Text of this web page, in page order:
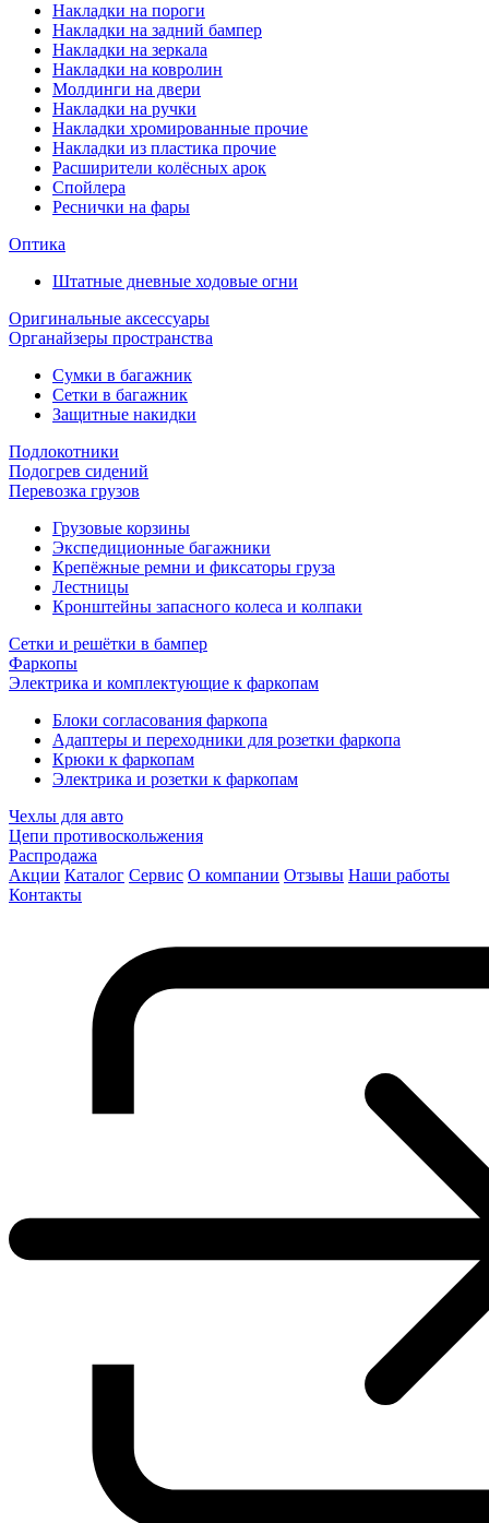
Накладки на пороги
Накладки на задний бампер
Накладки на зеркала
Накладки на ковролин
Молдинги на двери
Накладки на ручки
Накладки хромированные прочие
Накладки из пластика прочие
Расширители колёсных арок
Спойлера
Реснички на фары
Оптика
Штатные дневные ходовые огни
Оригинальные аксессуары
Органайзеры пространства
Сумки в багажник
Сетки в багажник
Защитные накидки
Подлокотники
Подогрев сидений
Перевозка грузов
Грузовые корзины
Экспедиционные багажники
Крепёжные ремни и фиксаторы груза
Лестницы
Кронштейны запасного колеса и колпаки
Сетки и решётки в бампер
Фаркопы
Электрика и комплектующие к фаркопам
Блоки согласования фаркопа
Адаптеры и переходники для розетки фаркопа
Крюки к фаркопам
Электрика и розетки к фаркопам
Чехлы для авто
Цепи противоскольжения
Распродажа
Акции Каталог Сервис О компании Отзывы Наши работы
Контакты